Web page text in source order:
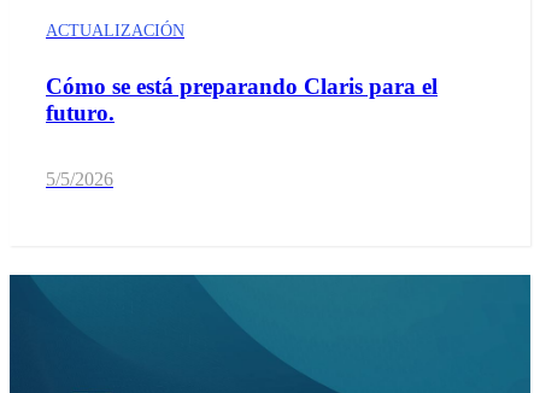
ACTUALIZACIÓN
Cómo se está preparando Claris para el
futuro.
5/5/2026